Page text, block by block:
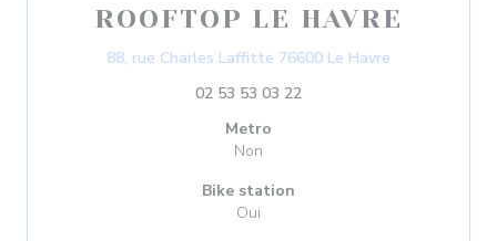
ROOFTOP LE HAVRE
88, rue Charles Laffitte 76600 Le Havre
02 53 53 03 22
Metro
Non
Bike station
Oui